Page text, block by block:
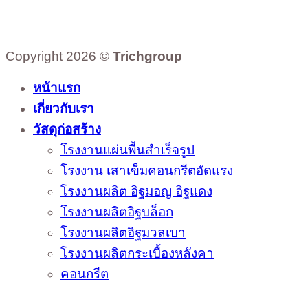
Copyright 2026 © Trichgroup
หน้าแรก
เกี่ยวกับเรา
วัสดุก่อสร้าง
โรงงานแผ่นพื้นสำเร็จรูป
โรงงาน เสาเข็มคอนกรีตอัดแรง
โรงงานผลิต อิฐมอญ อิฐแดง
โรงงานผลิตอิฐบล็อก
โรงงานผลิตอิฐมวลเบา
โรงงานผลิตกระเบื้องหลังคา
คอนกรีต